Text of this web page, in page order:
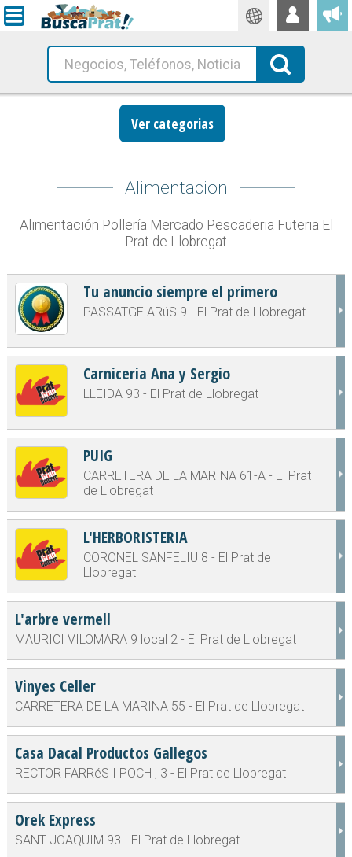
Traductor
Busca!
Ver categorias
Alimentacion
Alimentación Pollería Mercado Pescaderia Futeria El
Prat de Llobregat
Tu anuncio siempre el primero
PASSATGE ARúS 9 - El Prat de Llobregat
Carniceria Ana y Sergio
LLEIDA 93 - El Prat de Llobregat
PUIG
CARRETERA DE LA MARINA 61-A - El Prat
de Llobregat
L'HERBORISTERIA
CORONEL SANFELIU 8 - El Prat de
Llobregat
L'arbre vermell
MAURICI VILOMARA 9 local 2 - El Prat de Llobregat
Vinyes Celler
CARRETERA DE LA MARINA 55 - El Prat de Llobregat
Casa Dacal Productos Gallegos
RECTOR FARRéS I POCH , 3 - El Prat de Llobregat
Orek Express
SANT JOAQUIM 93 - El Prat de Llobregat